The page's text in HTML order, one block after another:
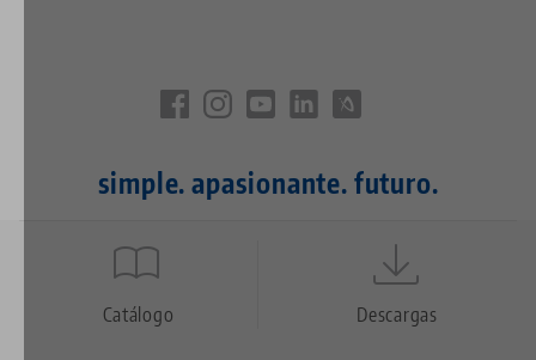
simple. apasionante. futuro.
Quicklinks
FooterCatálogo Descargas